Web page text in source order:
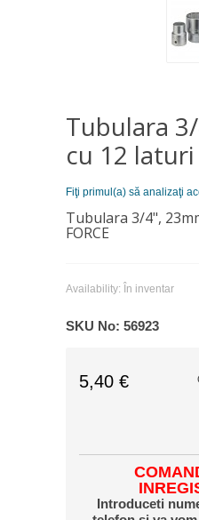
Tubulara
cu 12 laturi
Fiţi primul(a) să analizaţi
Tubulara 3/4",
FORCE
Availability: În inventar
SKU No: 56923
5,40 €
Introduceti